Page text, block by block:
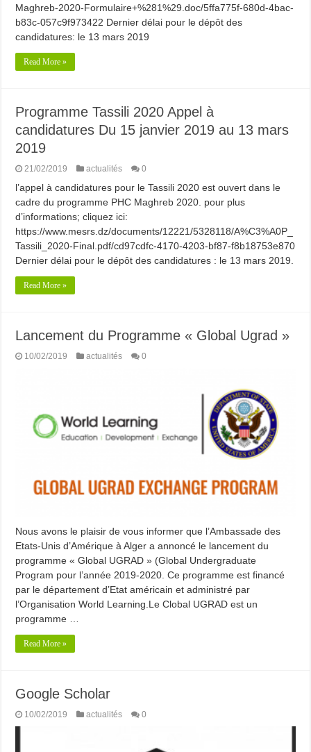
Maghreb-2020-Formulaire+%281%29.doc/5ffa775f-680d-4bac-
b83c-057c9f973422 Dernier délai pour le dépôt des
candidatures: le 13 mars 2019
Read More »
Programme Tassili 2020 Appel à
candidatures Du 15 janvier 2019 au 13 mars
2019
21/02/2019 actualités 0
l’appel à candidatures pour le Tassili 2020 est ouvert dans le
cadre du programme PHC Maghreb 2020. pour plus
d’informations; cliquez ici:
https://www.mesrs.dz/documents/12221/5328118/A%C3%A0P_
Tassili_2020-Final.pdf/cd97cdfc-4170-4203-bf87-f8b18753e870
Dernier délai pour le dépôt des candidatures : le 13 mars 2019.
Read More »
Lancement du Programme « Global Ugrad »
10/02/2019 actualités 0
Nous avons le plaisir de vous informer que l’Ambassade des
Etats-Unis d’Amérique à Alger a annoncé le lancement du
programme « Global UGRAD » (Global Undergraduate
Program pour l’année 2019-2020. Ce programme est financé
par le département d’Etat américain et administré par
l’Organisation World Learning.Le Clobal UGRAD est un
programme …
Read More »
Google Scholar
10/02/2019 actualités 0